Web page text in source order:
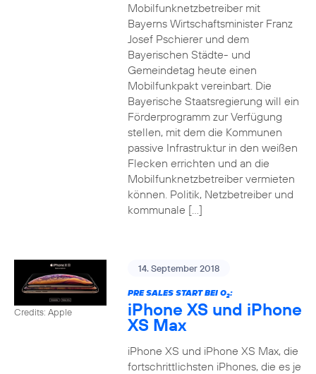
Mobilfunknetzbetreiber mit
Bayerns Wirtschaftsminister Franz
Josef Pschierer und dem
Bayerischen Städte- und
Gemeindetag heute einen
Mobilfunkpakt vereinbart. Die
Bayerische Staatsregierung will ein
Förderprogramm zur Verfügung
stellen, mit dem die Kommunen
passive Infrastruktur in den weißen
Flecken errichten und an die
Mobilfunknetzbetreiber vermieten
können. Politik, Netzbetreiber und
kommunale […]
Credits: Apple
14. September 2018
PRE SALES START BEI O2:
iPhone XS und iPhone
XS Max
iPhone XS und iPhone XS Max, die
fortschrittlichsten iPhones, die es je